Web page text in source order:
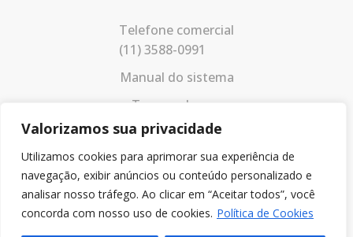
Valorizamos sua privacidade
Utilizamos cookies para aprimorar sua experiência de
navegação, exibir anúncios ou conteúdo personalizado e
analisar nosso tráfego. Ao clicar em “Aceitar todos”, você
concorda com nosso uso de cookies. Política de Cookies
Telefone comercial
(11) 3588-0991
Manual do sistema
Termos de uso
Política de privacidade